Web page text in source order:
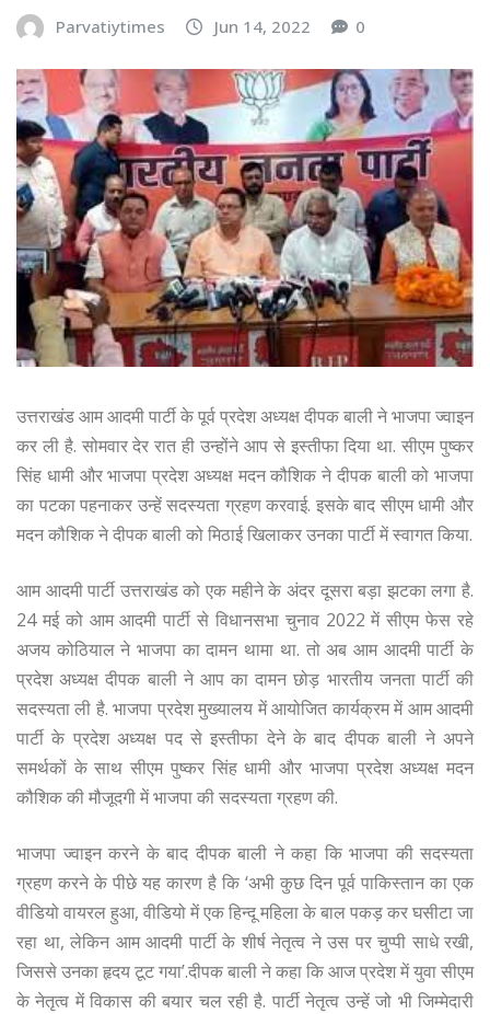
Parvatiytimes Jun 14, 2022 0
उत्तराखंड आम आदमी पार्टी के पूर्व प्रदेश अध्यक्ष दीपक बाली ने भाजपा ज्वाइन
कर ली है. सोमवार देर रात ही उन्होंने आप से इस्तीफा दिया था. सीएम पुष्कर
सिंह धामी और भाजपा प्रदेश अध्यक्ष मदन कौशिक ने दीपक बाली को भाजपा
का पटका पहनाकर उन्हें सदस्यता ग्रहण करवाई. इसके बाद सीएम धामी और
मदन कौशिक ने दीपक बाली को मिठाई खिलाकर उनका पार्टी में स्वागत किया.
आम आदमी पार्टी उत्तराखंड को एक महीने के अंदर दूसरा बड़ा झटका लगा है.
24 मई को आम आदमी पार्टी से विधानसभा चुनाव 2022 में सीएम फेस रहे
अजय कोठियाल ने भाजपा का दामन थामा था. तो अब आम आदमी पार्टी के
प्रदेश अध्यक्ष दीपक बाली ने आप का दामन छोड़ भारतीय जनता पार्टी की
सदस्यता ली है. भाजपा प्रदेश मुख्यालय में आयोजित कार्यक्रम में आम आदमी
पार्टी के प्रदेश अध्यक्ष पद से इस्तीफा देने के बाद दीपक बाली ने अपने
समर्थकों के साथ सीएम पुष्कर सिंह धामी और भाजपा प्रदेश अध्यक्ष मदन
कौशिक की मौजूदगी में भाजपा की सदस्यता ग्रहण की.
भाजपा ज्वाइन करने के बाद दीपक बाली ने कहा कि भाजपा की सदस्यता
ग्रहण करने के पीछे यह कारण है कि ‘अभी कुछ दिन पूर्व पाकिस्तान का एक
वीडियो वायरल हुआ, वीडियो में एक हिन्दू महिला के बाल पकड़ कर घसीटा जा
रहा था, लेकिन आम आदमी पार्टी के शीर्ष नेतृत्व ने उस पर चुप्पी साधे रखी,
जिससे उनका हृदय टूट गया’.दीपक बाली ने कहा कि आज प्रदेश में युवा सीएम
के नेतृत्व में विकास की बयार चल रही है. पार्टी नेतृत्व उन्हें जो भी जिम्मेदारी